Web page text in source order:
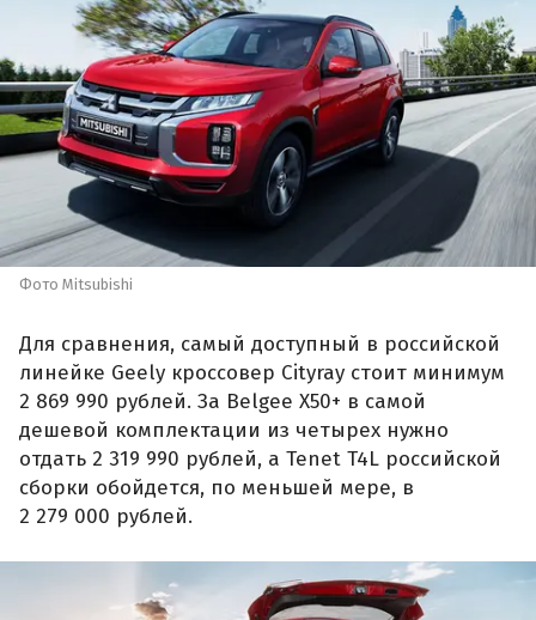
Фото Mitsubishi
Для сравнения, самый доступный в российской
линейке Geely кроссовер Cityray стоит минимум
2 869 990 рублей. За Belgee X50+ в самой
дешевой комплектации из четырех нужно
отдать 2 319 990 рублей, а Tenet T4L российской
сборки обойдется, по меньшей мере, в
2 279 000 рублей.